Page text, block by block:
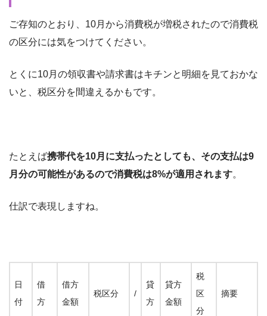
ご存知のとおり、10月から消費税が増税されたので消費税
の区分には気をつけてください。
とくに10月の領収書や請求書はキチンと明細を見ておかな
いと、税区分を間違えるかもです。
たとえば携帯代を10月に支払ったとしても、その支払は9
月分の可能性があるので消費税は8%が適用されます。
仕訳で表現しますね。
日
付
借
方
借方
金額
税区分 /
貸
方
貸方
金額
税
区
分
摘要